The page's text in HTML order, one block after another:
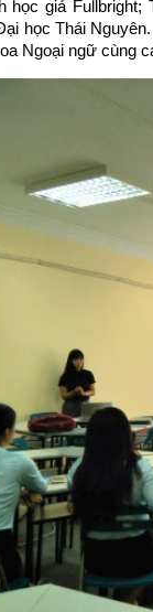
học giả Fullbright;
học Thái
Ngoại ngữ cùng